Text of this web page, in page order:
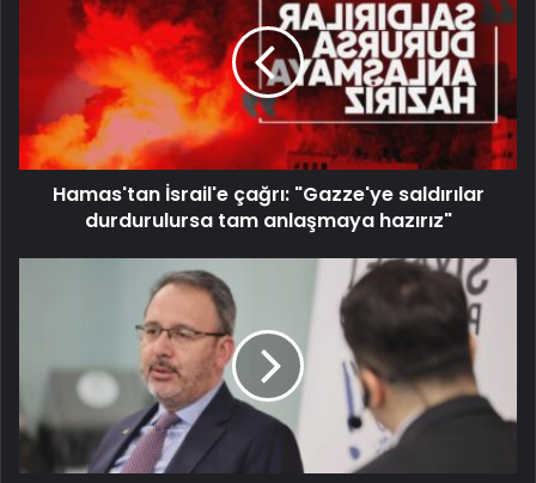
Hamas'tan İsrail'e çağrı: "Gazze'ye saldırılar
durdurulursa tam anlaşmaya hazırız"